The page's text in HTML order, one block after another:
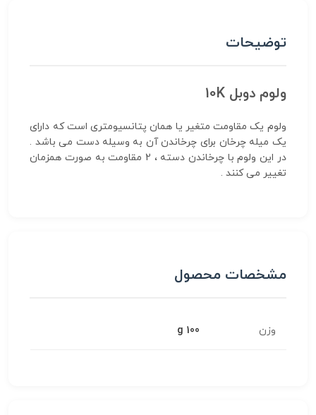
توضیحات
ولوم دوبل 10K
ولوم یک مقاومت متغیر یا همان پتانسیومتری است که دارای
یک میله چرخان برای چرخاندن آن به وسیله دست می باشد .
در این ولوم با چرخاندن دسته ، 2 مقاومت به صورت همزمان
تغییر می کنند .
مشخصات محصول
وزن 100 g